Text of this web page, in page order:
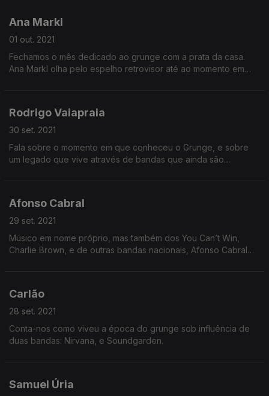
Ana Markl
01 out. 2021
Fechamos o mês dedicado ao grunge com a prata da casa.
Ana Markl olha pelo espelho retrovisor até ao momento em
Rodrigo Vaiapraia
30 set. 2021
Fala sobre o momento em que conheceu o Grunge, e sobre
um legado que vive através de bandas que ainda são
Afonso Cabral
29 set. 2021
Músico em nome próprio, mas também dos You Can’t Win,
Charlie Brown, e de outras bandas nacionais, Afonso Cabral
Carlão
28 set. 2021
Conta-nos como viveu a época do grunge sob influência de
duas bandas: Nirvana, e Soundgarden.
Samuel Úria